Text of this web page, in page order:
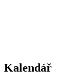
Kalendář